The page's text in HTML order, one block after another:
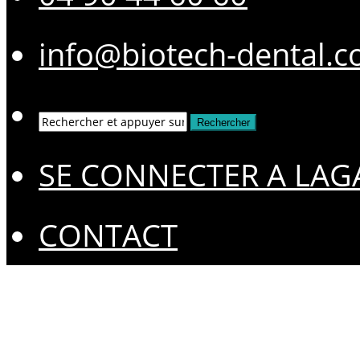
info@biotech-
SE CONNECTER A
CONTACT